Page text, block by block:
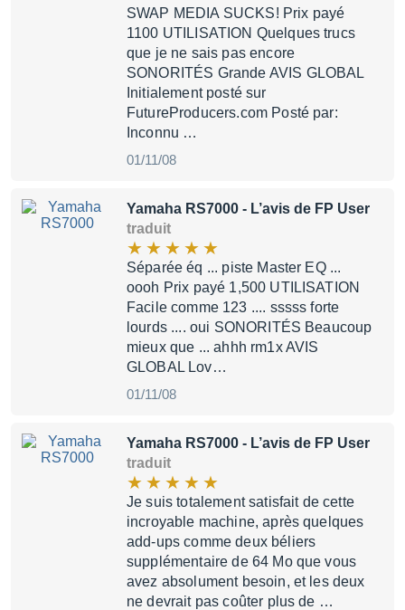
SWAP MEDIA SUCKS! Prix ​​payé
1100 UTILISATION Quelques trucs
que je ne sais pas encore
SONORITÉS Grande AVIS GLOBAL
Initialement posté sur
FutureProducers.com Posté par:
Inconnu …
01/11/08
Yamaha RS7000 - L’avis de FP User
traduit
Séparée éq ... piste Master EQ ...
oooh Prix ​​payé 1,500 UTILISATION
Facile comme 123 .... sssss forte
lourds .... oui SONORITÉS Beaucoup
mieux que ... ahhh rm1x AVIS
GLOBAL Lov…
01/11/08
Yamaha RS7000 - L’avis de FP User
traduit
Je suis totalement satisfait de cette
incroyable machine, après quelques
add-ups comme deux béliers
supplémentaire de 64 Mo que vous
avez absolument besoin, et les deux
ne devrait pas coûter plus de …